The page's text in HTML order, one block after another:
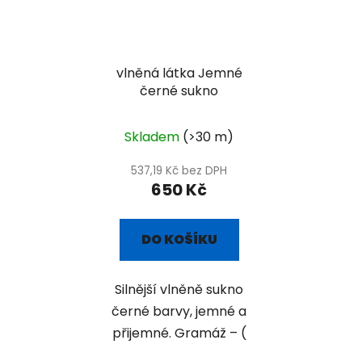
vlněná látka Jemné
černé sukno
Skladem (>30 m)
537,19 Kč bez DPH
650 Kč
DO KOŠÍKU
Silnější vlněně sukno
černé barvy, jemné a
přijemné. Gramáž – (